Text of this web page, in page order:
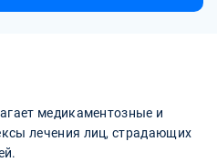
медикаментозные и
лечения лиц, страдающих